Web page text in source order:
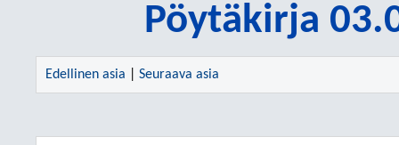
Pöytäkirja
Edellinen asia Seuraava asia